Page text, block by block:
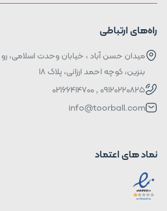
راه‌های ارتباطی
میدان حسن آباد ، خیابان وحدت اسلامی،
بنزین، کوچه احمد ارزانی، پلاک ۱۸
09120220825 , 02166414700
info@toorball.com
نماد های اعتماد